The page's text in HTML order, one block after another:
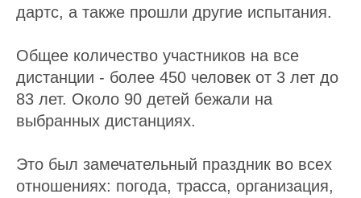
дартс, а также прошли другие испытания.
Общее количество участников на все
дистанции - более 450 человек от 3 лет до
83 лет. Около 90 детей бежали на
выбранных дистанциях.
Это был замечательный праздник во всех
отношениях: погода, трасса, организация,